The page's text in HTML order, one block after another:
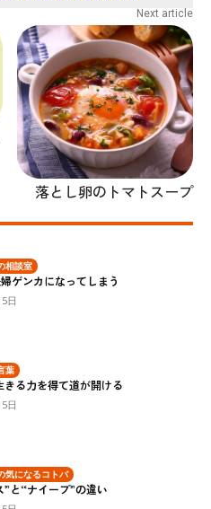
Next article
落とし卵のトマトスープ
相談室
ゲンカになってしまう
日
葉
きる力を得て道が開ける
日
気になるコトバ
”と“ナイーブ”の違い